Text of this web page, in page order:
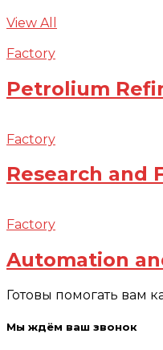
View All
Factory
Petrolium
Factory
Research and
Factory
Automation
Готовы помогать вам
Мы ждём ваш звонок